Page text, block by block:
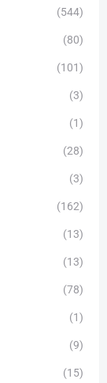
(544)
(80)
(101)
(3)
(1)
(28)
(3)
(162)
(13)
(13)
(78)
(1)
(9)
(15)